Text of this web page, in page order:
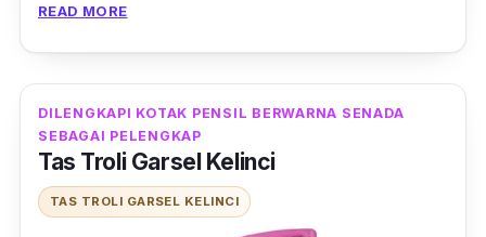
Jika kotor, tas troli anak laki-laki ini bisa
troli anak murah ini dilengkapi 3 kantong di
bagian depan dan terdapat saku di bagian kiri
dan kanan tas untuk wadah botol minum.
Dasar tas yang berwarna merah membuat
READ MORE
DILENGKAPI KOTAK PENSIL BERWARNA SENADA
SEBAGAI PELENGKAP
Tas Troli Garsel Kelinci
TAS TROLI GARSEL KELINCI